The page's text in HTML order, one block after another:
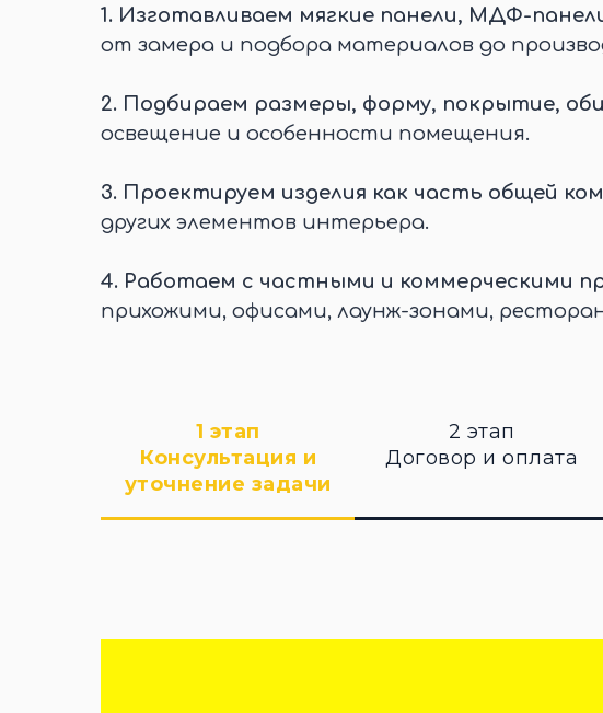
1. Изготавливаем мягкие панели, МДФ-
от замера и подбора материалов до
2. Подбираем размеры, форму, покрытие,
освещение и особенности помещения.
3. Проектируем изделия как часть общей
других элементов интерьера.
4. Работаем с частными и коммерческими
прихожими, офисами, лаунж-зонами,
1 этап
Консультация и
уточнение задачи
2 этап
Договор и оплата